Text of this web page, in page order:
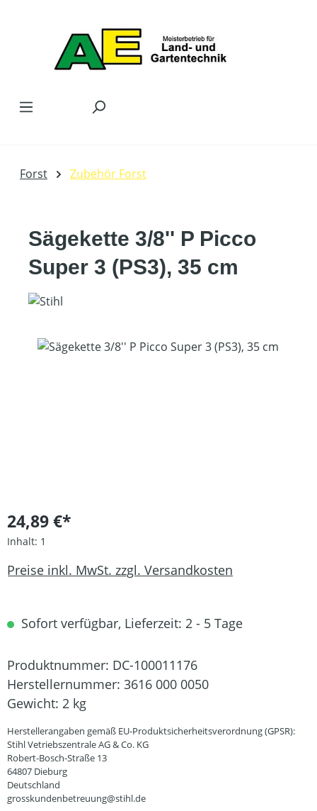
Forst Zubehör Forst
Sägekette 3/8'' P Picco
Super 3 (PS3), 35 cm
Bildergalerie überspringen
24,89 €*
Inhalt: 1
Preise inkl. MwSt. zzgl. Versandkosten
Sofort verfügbar, Lieferzeit: 2 - 5 Tage
Produktnummer: DC-100011176
Herstellernummer: 3616 000 0050
Gewicht: 2 kg
Herstellerangaben gemäß EU-Produktsicherheitsverordnung (GPSR):
Stihl Vetriebszentrale AG & Co. KG
Robert-Bosch-Straße 13
64807 Dieburg
Deutschland
grosskundenbetreuung@stihl.de